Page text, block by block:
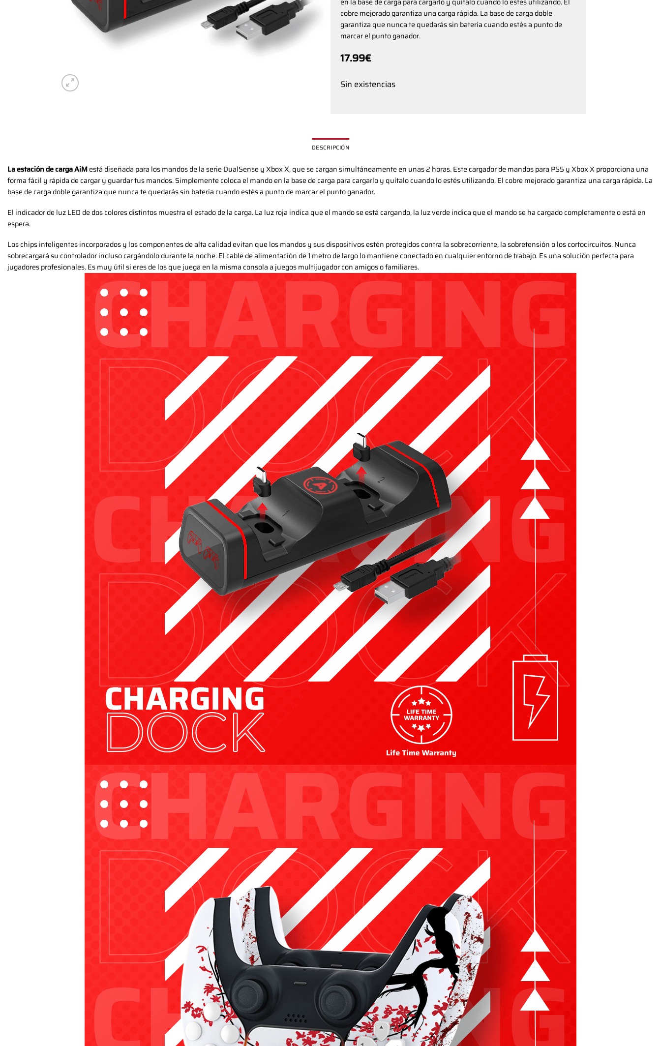
cobre mejorado garantiza una carga rápida. La base de carga doble
garantiza que nunca te quedarás sin batería cuando estés a punto de
marcar el punto ganador.
17.99€
Sin existencias
DESCRIPCIÓN
La estación de carga AiMestá diseñada para los mandos de la serie DualSense y Xbox X, que se cargan simultáneamente en unas 2 horas. Este cargador de mandos para PS5 y Xbox X proporciona una
forma fácil y rápida de cargar y guardar tus mandos. Simplemente coloca el mando en la base de carga para cargarlo y quítalo cuando lo estés utilizando. El cobre mejorado garantiza una carga rápida. La
base de carga doble garantiza que nunca te quedarás sin batería cuando estés a punto de marcar el punto ganador.
El indicador de luz LED de dos colores distintos muestra el estado de la carga. La luz roja indica que el mando se está cargando, la luz verde indica que el mando se ha cargado completamente o está en
espera.
Los chips inteligentes incorporados y los componentes de alta calidad evitan que los mandos y sus dispositivos estén protegidos contra la sobrecorriente, la sobretensión o los cortocircuitos. Nunca
sobrecargará su controlador incluso cargándolo durante la noche. El cable de alimentación de 1 metro de largo lo mantiene conectado en cualquier entorno de trabajo. Es una solución perfecta para
jugadores profesionales. Es muy útil si eres de los que juega en la misma consola a juegos multijugador con amigos o familiares.